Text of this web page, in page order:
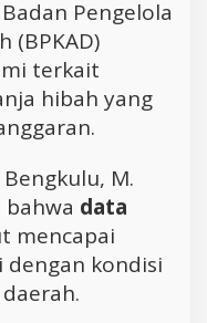
Pengelola
(BPKAD)
terkait
hibah yang
M.
bahwa data
mencapai
dengan kondisi